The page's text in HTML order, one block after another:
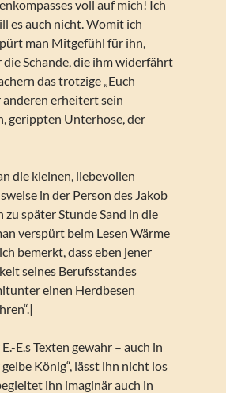
voll auf mich! Ich
es auch nicht. Womit ich
man Mitgefühl für ihn,
Schande, die ihm widerfährt
das trotzige „Euch
anderen erheitert sein
gerippten Unterhose, der
die kleinen, liebevollen
in der Person des Jakob
später Stunde Sand in die
verspürt beim Lesen Wärme
bemerkt, dass eben jener
seines Berufsstandes
einen Herdbesen
E.s Texten gewahr – auch in
König“, lässt ihn nicht los
ihn imaginär auch in